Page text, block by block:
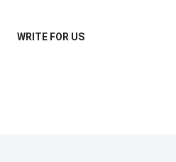
WRITE FOR US